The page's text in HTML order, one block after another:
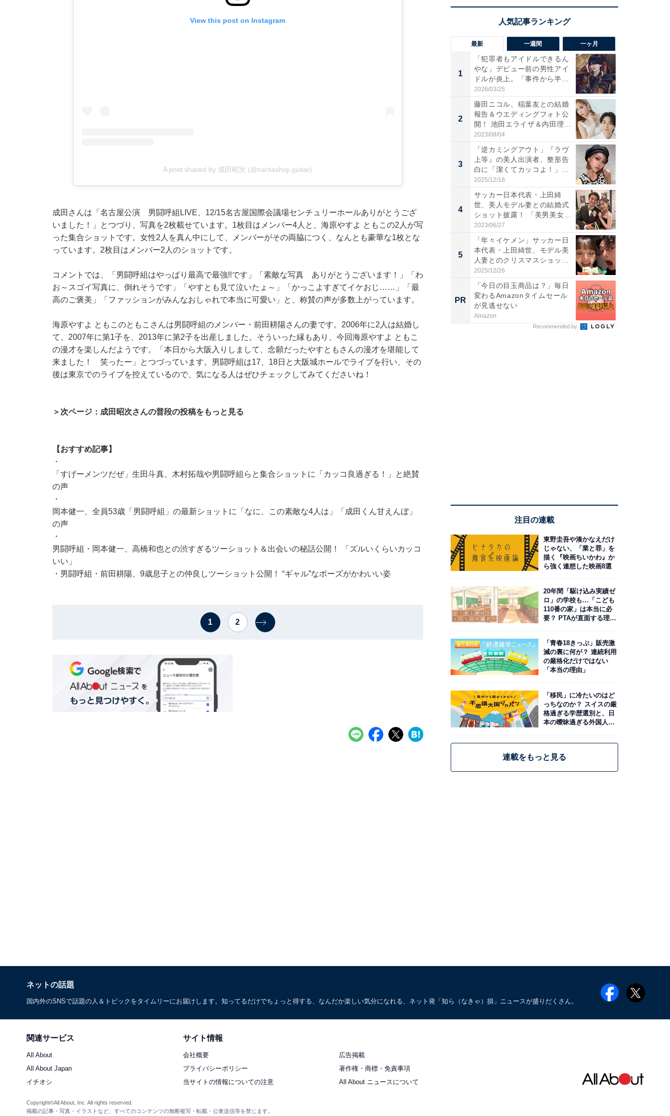
View this post on Instagram
A post shared by 成田昭次 (@naritashoji.guitar)
成田さんは「名古屋公演 男闘呼組LIVE、12/15名古屋国際会議場センチュリーホールありがとうござ
いました！」とつづり、写真を2枚載せています。1枚目はメンバー4人と、海原やすよ ともこの2人が写
った集合ショットです。女性2人を真ん中にして、メンバーがその両脇につく、なんとも豪華な1枚とな
っています。2枚目はメンバー2人のショットです。
コメントでは、「男闘呼組はやっぱり最高で最強!!です」「素敵な写真 ありがとうございます！」「わ
お～スゴイ写真に、倒れそうです」「やすとも見て泣いたょ～」「かっこよすぎてイケおじ……」「最
高のご褒美」「ファッションがみんなおしゃれで本当に可愛い」と、称賛の声が多数上がっています。
海原やすよ ともこのともこさんは男闘呼組のメンバー・前田耕陽さんの妻です。2006年に2人は結婚し
て、2007年に第1子を、2013年に第2子を出産しました。そういった縁もあり、今回海原やすよ ともこ
の漫才を楽しんだようです。「本日から大阪入りしまして、念願だったやすともさんの漫才を堪能して
来ました！ 笑ったー」とつづっています。男闘呼組は17、18日と大阪城ホールでライブを行い、その
後は東京でのライブを控えているので、気になる人はぜひチェックしてみてくださいね！
＞次ページ：成田昭次さんの普段の投稿をもっと見る
【おすすめ記事】
・
「すげーメンツだぜ」生田斗真、木村拓哉や男闘呼組らと集合ショットに「カッコ良過ぎる！」と絶賛
の声
・
岡本健一、全員53歳「男闘呼組」の最新ショットに「なに、この素敵な4人は」「成田くん甘えんぼ」
の声
・
男闘呼組・岡本健一、高橋和也との渋すぎるツーショット＆出会いの秘話公開！ 「ズルいくらいカッコ
いい」
・ 男闘呼組・前田耕陽、9歳息子との仲良しツーショット公開！ “ギャル”なポーズがかわいい姿
1 2
最新 一週間 一ヶ月
1
「犯罪者もアイドルできるん
やな」デビュー前の男性アイ
ドルが炎上。「事件から半年
も...
2026/03/25
2
藤田ニコル、稲葉友との結婚
報告＆ウエディングフォト公
開！ 池田エライザ＆内田理
央...
2023/08/04
3
「逆カミングアウト」『ラヴ
上等』の美人出演者、整形告
白に「潔くてカッコよ！」
「好...
2025/12/18
4
サッカー日本代表・上田綺
世、美人モデル妻との結婚式
ショット披露！ 「美男美女」
「...
2023/06/27
5
「年々イケメン」サッカー日
本代表・上田綺世、モデル美
人妻とのクリスマスショット
に...
2025/12/26
PR
「今日の目玉商品は？」毎日
変わるAmazonタイムセール
が見逃せない
Amazon
Recommended by
注目の連載
東野圭吾や湊かなえだけ
じゃない、「業と罪」を
描く『映画ちいかわ』か
ら強く連想した映画8選
20年間「駆け込み実績ゼ
ロ」の学校も…「こども
110番の家」は本当に必
要？ PTAが直面する理想
「青春18きっぷ」販売激
減の裏に何が？ 連続利用
の厳格化だけではない
「本当の理由」
「移民」に冷たいのはど
っちなのか？ スイスの厳
格過ぎる学歴選別と、日
本の曖昧過ぎる外国人政
連載をもっと見る
ネットの話題
国内外のSNSで話題の人＆トピックをタイムリーにお届けします。知ってるだけでちょっと得する、なんだか楽しい気分になれる、ネット発「知ら（なきゃ）損」ニュースが盛りだくさん。
関連サービス
All About
All About Japan
イチオシ
サイト情報
会社概要
広告掲載
プライバシーポリシー
著作権・商標・免責事項
当サイトの情報についての注意
All About ニュースについて
Copyright©All About, Inc. All rights reserved.
掲載の記事・写真・イラストなど、すべてのコンテンツの無断複写・転載・公衆送信等を禁じます。